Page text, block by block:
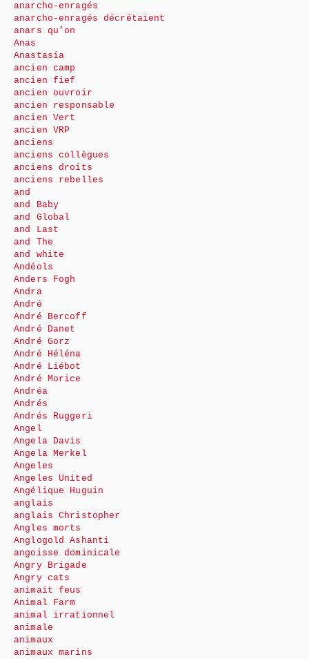
anarcho-enragés
anarcho-enragés décrétaient
anars qu’on
Anas
Anastasia
ancien camp
ancien fief
ancien ouvroir
ancien responsable
ancien Vert
ancien VRP
anciens
anciens collègues
anciens droits
anciens rebelles
and
and Baby
and Global
and Last
and The
and white
Andéols
Anders Fogh
Andra
André
André Bercoff
André Danet
André Gorz
André Héléna
André Liébot
André Morice
Andréa
Andrés
Andrés Ruggeri
Angel
Angela Davis
Angela Merkel
Angeles
Angeles United
Angélique Huguin
anglais
anglais Christopher
Angles morts
Anglogold Ashanti
angoisse dominicale
Angry Brigade
Angry cats
animait feus
Animal Farm
animal irrationnel
animale
animaux
animaux marins